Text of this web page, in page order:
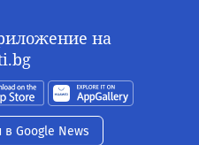
на
в Google News